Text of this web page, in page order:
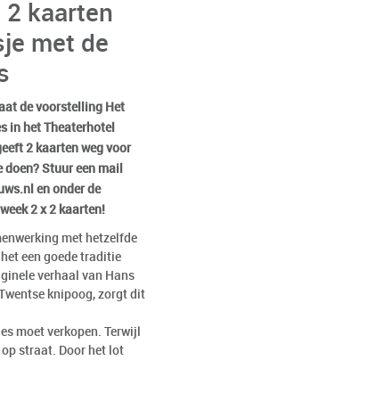
2 kaarten
met de
de voorstelling Het
in het Theaterhotel
2 kaarten weg voor
Stuur een mail
en onder de
2 x 2 kaarten!
met hetzelfde
een goede traditie
verhaal van Hans
knipoog, zorgt dit
moet verkopen. Terwijl
straat. Door het lot